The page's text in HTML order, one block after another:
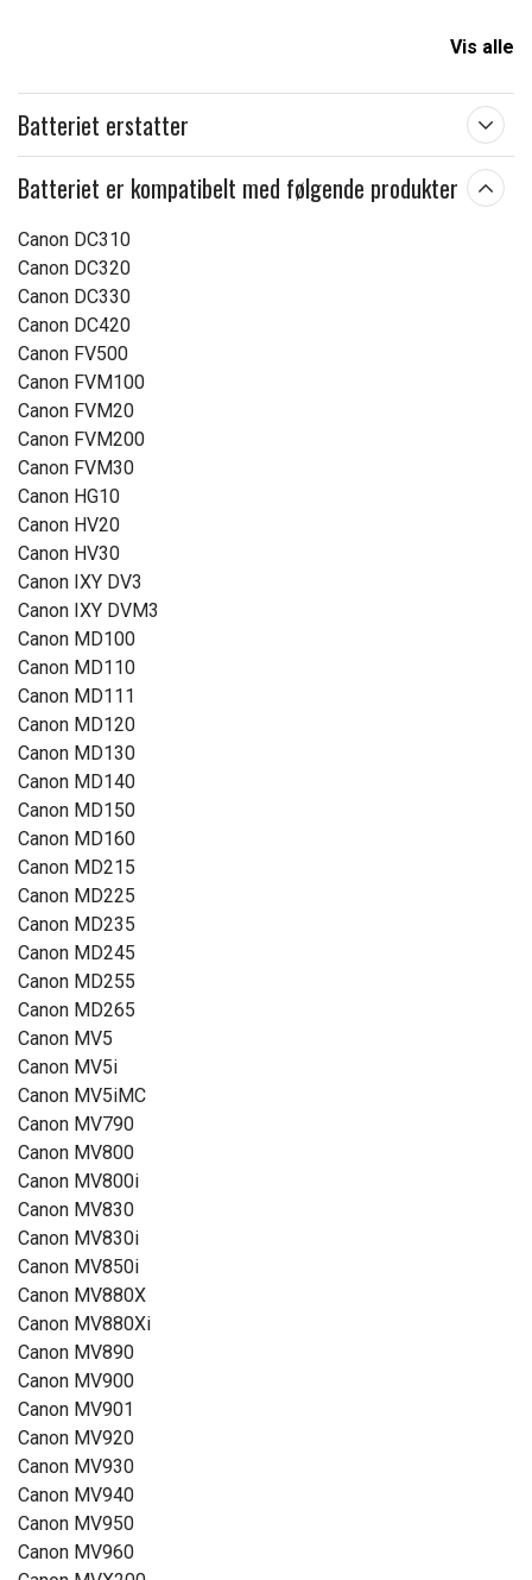
Vis alle
Batteriet erstatter
Batteriet er kompatibelt med følgende produkter
Canon DC310
Canon DC320
Canon DC330
Canon DC420
Canon FV500
Canon FVM100
Canon FVM20
Canon FVM200
Canon FVM30
Canon HG10
Canon HV20
Canon HV30
Canon IXY DV3
Canon IXY DVM3
Canon MD100
Canon MD110
Canon MD111
Canon MD120
Canon MD130
Canon MD140
Canon MD150
Canon MD160
Canon MD215
Canon MD225
Canon MD235
Canon MD245
Canon MD255
Canon MD265
Canon MV5
Canon MV5i
Canon MV5iMC
Canon MV790
Canon MV800
Canon MV800i
Canon MV830
Canon MV830i
Canon MV850i
Canon MV880X
Canon MV880Xi
Canon MV890
Canon MV900
Canon MV901
Canon MV920
Canon MV930
Canon MV940
Canon MV950
Canon MV960